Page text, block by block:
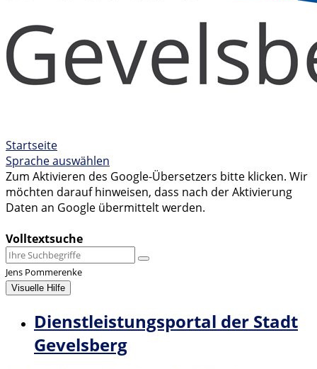
Startseite
Sprache auswählen
Zum Aktivieren des Google-Übersetzers bitte klicken. Wir
möchten darauf hinweisen, dass nach der Aktivierung
Daten an Google übermittelt werden.
Volltextsuche
Jens Pommerenke
Visuelle Hilfe
Dienstleistungsportal der Stadt
Gevelsberg